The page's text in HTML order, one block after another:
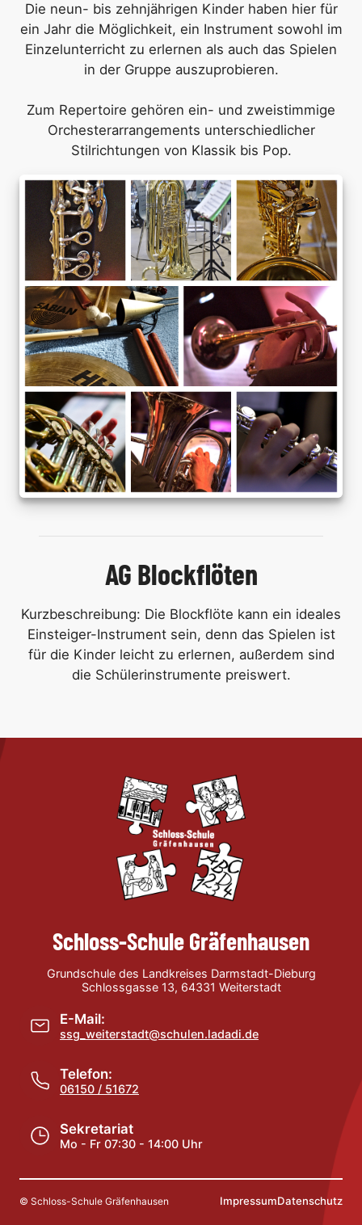
Die neun- bis zehnjährigen Kinder haben hier für
ein Jahr die Möglichkeit, ein Instrument sowohl im
Einzelunterricht zu erlernen als auch das Spielen
in der Gruppe auszuprobieren.
Zum Repertoire gehören ein- und zweistimmige
Orchesterarrangements unterschiedlicher
Stilrichtungen von Klassik bis Pop.
AG Blockflöten
Kurzbeschreibung: Die Blockflöte kann ein ideales
Einsteiger-Instrument sein, denn das Spielen ist
für die Kinder leicht zu erlernen, außerdem sind
die Schülerinstrumente preiswert.
Schloss-Schule Gräfenhausen
Grundschule des Landkreises Darmstadt-Dieburg
Schlossgasse 13, 64331 Weiterstadt
E-Mail:
ssg_weiterstadt@schulen.ladadi.de
Telefon:
06150 / 51672
Sekretariat
Mo - Fr 07:30 - 14:00 Uhr
© Schloss-Schule Gräfenhausen ImpressumDatenschutz